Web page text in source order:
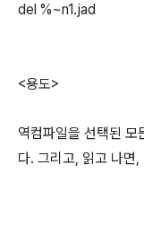
del %~n1.jad
<용도>
역컴파일을 선택된 모
다. 그리고, 읽고 나면